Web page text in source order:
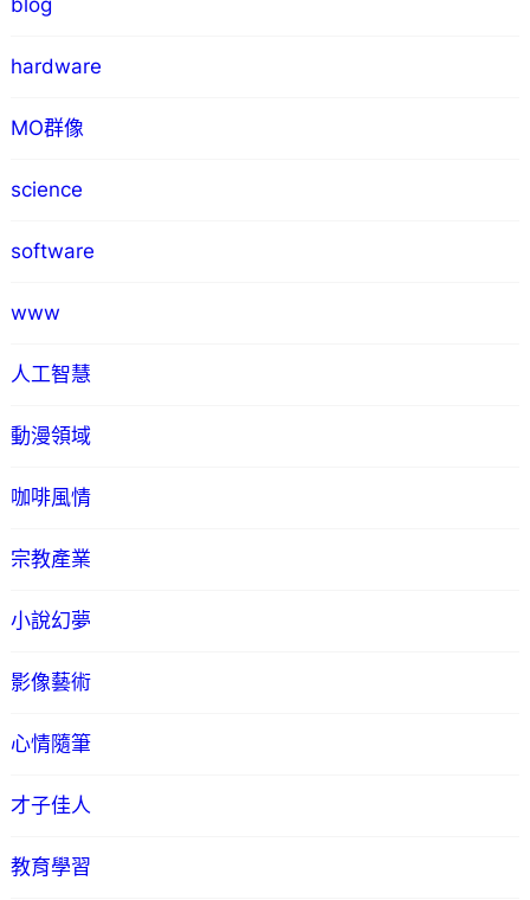
blog
hardware
MO群像
science
software
www
人工智慧
動漫領域
咖啡風情
宗教產業
小說幻夢
影像藝術
心情隨筆
才子佳人
教育學習